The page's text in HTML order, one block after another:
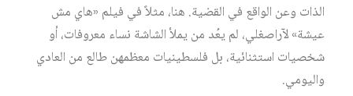
الذات وعن الواقع في القضية. هنا، مثلاً في فيلم «هاي مش
عيشة» لآراصغلي، لم يعُد من يملأ الشاشة نساء معروفات، أو
شخصيات استثنائية، بل فلسطينيات معظمهن طالع من العادي
واليومي.